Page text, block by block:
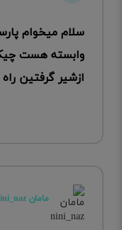
سلام میخوام
وابسته هست
ازشیر گرفتین
مامان nini_naz